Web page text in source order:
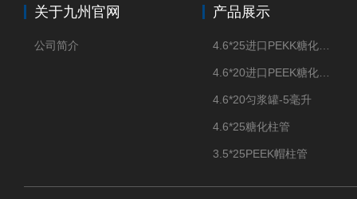
关于九州官网
公司简介
产品展示
4.6*20匀浆罐-5毫升
4.6*25糖化柱管
3.5*25PEEK帽柱管